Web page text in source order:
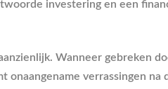
investering en een
Wanneer gebreken
verrassingen